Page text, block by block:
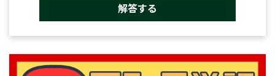
解答する